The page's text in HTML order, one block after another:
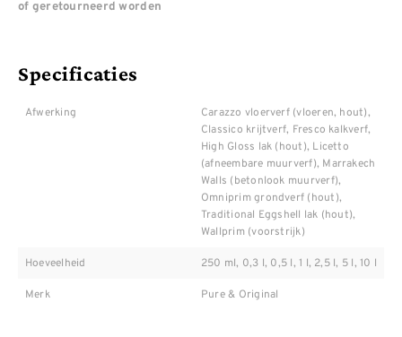
of geretourneerd worden
Specificaties
Afwerking
Carazzo vloerverf (vloeren, hout),
Classico krijtverf, Fresco kalkverf,
High Gloss lak (hout), Licetto
(afneembare muurverf), Marrakech
Walls (betonlook muurverf),
Omniprim grondverf (hout),
Traditional Eggshell lak (hout),
Wallprim (voorstrijk)
Hoeveelheid 250 ml, 0,3 l, 0,5 l, 1 l, 2,5 l, 5 l, 10 l
Merk Pure & Original